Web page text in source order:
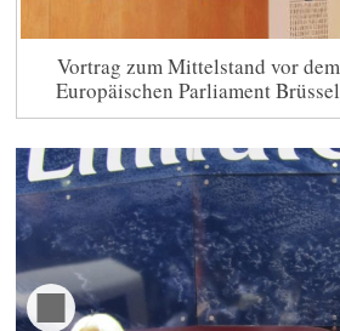
Vortrag zum Mittelstand vor dem
Europäischen Parliament Brüssel